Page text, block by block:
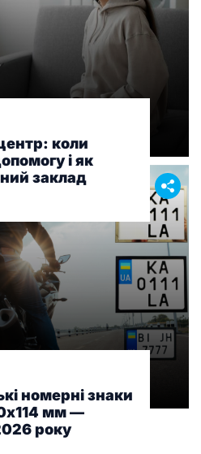
коли
і як
заклад
номерні знаки
мм —
року